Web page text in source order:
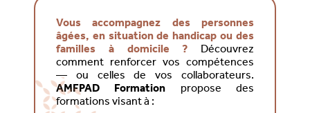
Vous accompagnez des personnes
âgées, en situation de handicap ou des
familles à domicile ? Découvrez
comment renforcer vos compétences
— ou celles de vos collaborateurs.
AMFPAD Formation propose des
formations visant à :